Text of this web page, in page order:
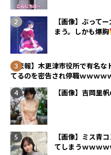
【画像】ぶって
まう。しかも爆胸
【悲報】木更津市役所で有名な
てるのを密告され停職ｗｗｗｗ
【画像】吉岡里
【画像】ミス青
てしまうｗｗｗ